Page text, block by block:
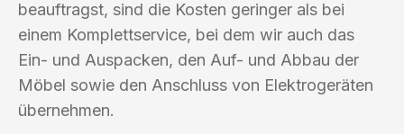
beauftragst, sind die Kosten geringer als bei
einem Komplettservice, bei dem wir auch das
Ein- und Auspacken, den Auf- und Abbau der
Möbel sowie den Anschluss von Elektrogeräten
übernehmen.